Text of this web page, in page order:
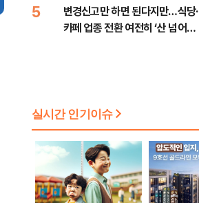
5
변경신고만 하면 된다지만…식당·
카페 업종 전환 여전히 ‘산 넘어